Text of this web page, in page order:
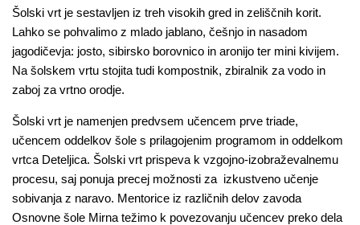
Šolski vrt je sestavljen iz treh visokih gred in zeliščnih korit.
Lahko se pohvalimo z mlado jablano, češnjo in nasadom
jagodičevja: josto, sibirsko borovnico in aronijo ter mini kivijem.
Na šolskem vrtu stojita tudi kompostnik, zbiralnik za vodo in
zaboj za vrtno orodje.
Šolski vrt je namenjen predvsem učencem prve triade,
učencem oddelkov šole s prilagojenim programom in oddelkom
vrtca Deteljica. Šolski vrt prispeva k vzgojno-izobraževalnemu
procesu, saj ponuja precej možnosti za izkustveno učenje
sobivanja z naravo. Mentorice iz različnih delov zavoda
Osnovne šole Mirna težimo k povezovanju učencev preko dela